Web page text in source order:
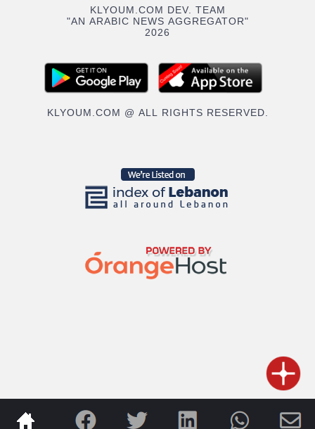
KLYOUM.COM DEV. TEAM
"AN ARABIC NEWS AGGREGATOR"
2026
KLYOUM.COM @ ALL RIGHTS RESERVED.